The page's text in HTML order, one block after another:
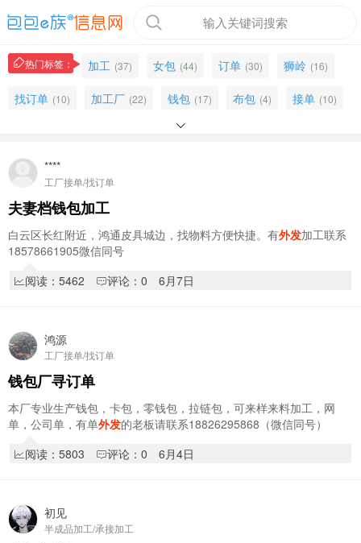
输入关键词搜索
热门标签： 加工 (37) 女包 (44) 订单 (30) 狮岭 (16)
找订单 (10) 加工厂 (22) 钱包 (17) 布包 (4) 接单 (10)
(17)
杂工 (2)
双肩背 找加工厂
包包 (32) 主管 (2) 油边 (7) 白云区 (3) 开料 (2)

****
工厂接单/找订单
夫妻档钱包加工
白云区长红附近，鸿通皮具城边，找物料方便快捷。有外发加工联系
18578661905微信同号
阅读：5462
评论：0 6月7日
鸿源
工厂接单/找订单
钱包厂寻订单
本厂专业生产钱包，卡包，零钱包，拉链包，可来样来料加工，网
单，公司单，有单外发的老板请联系18826295868（微信同号）
阅读：5803
评论：0 6月4日
初见
半成品加工/承接加工